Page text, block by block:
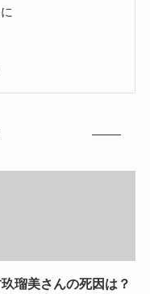
瑠美さんの死因は？